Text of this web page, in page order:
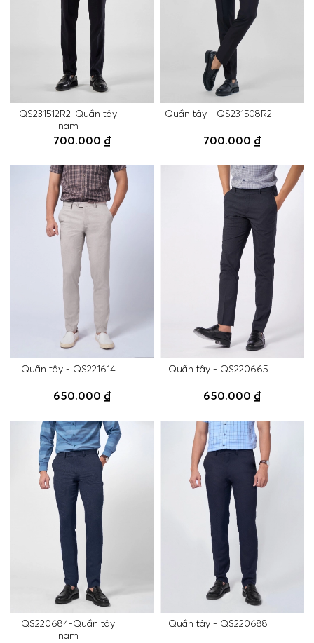
QS231512R2-Quần tây
nam
700.000 ₫
Quần tây - QS231508R2
700.000 ₫
Quần tây - QS221614
650.000 ₫
Quần tây - QS220665
650.000 ₫
QS220684-Quần tây
nam
Quần tây - QS220688